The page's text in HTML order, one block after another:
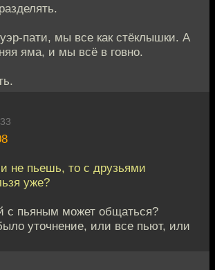
пати, мы все как стёклышки. А
яма, и мы всё в говно.
не пьешь, то с друзьями
уже?
с пьяным может общаться?
уточнение, или все пьют, или